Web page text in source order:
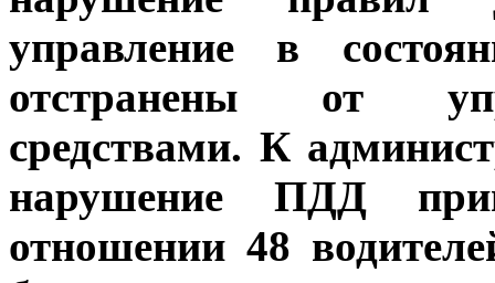
управление в
отстранены от
средствами. К
нарушение ПДД
отношении 48